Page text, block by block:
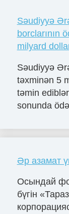
Səudiyyə
borclarının
milyard
Səudiyyə
təxminən 5
təmin
sonunda
Әр азамат
Осындай
бүгін